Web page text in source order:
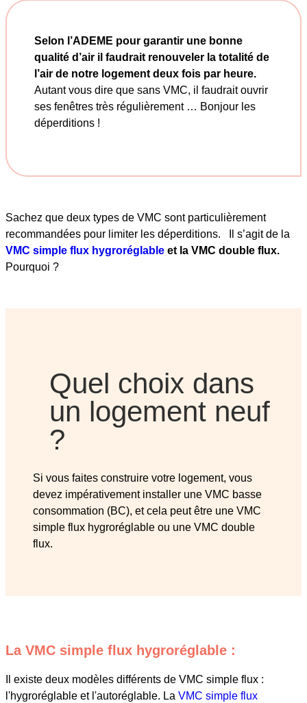
Selon l’ADEME pour garantir une bonne
qualité d’air il faudrait renouveler la totalité de
l’air de notre logement deux fois par heure.
Autant vous dire que sans VMC, il faudrait ouvrir
ses fenêtres très régulièrement … Bonjour les
déperditions !
Sachez que deux types de VMC sont particulièrement
recommandées pour limiter les déperditions. Il s’agit de la
VMC simple flux hygroréglable et la VMC double flux.
Pourquoi ?
Quel choix dans
un logement neuf
?
Si vous faites construire votre logement, vous
devez impérativement installer une VMC basse
consommation (BC), et cela peut être une VMC
simple flux hygroréglable ou une VMC double
flux.
La VMC simple flux hygroréglable :
Il existe deux modèles différents de VMC simple flux :
l'hygroréglable et l'autoréglable. La VMC simple flux